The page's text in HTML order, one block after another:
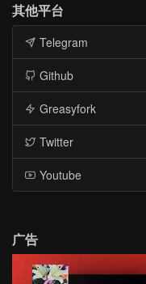
其他平台
Telegram
Github
Greasyfork
Twitter
Youtube
广告